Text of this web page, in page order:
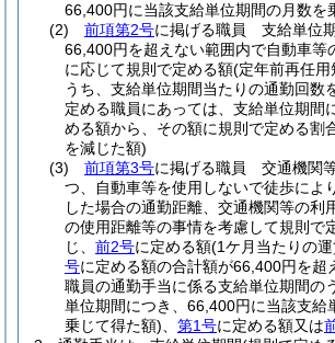
66,400円に当該支給単位期間の月数を
(2)
前項第2号に掲げる職員 支給単位期
66,400円を超えない範囲内で自動車等
に応じて規則で定める額(定年前再任
うち、支給単位期間当たりの通勤回数
定める職員にあっては、支給単位期間
める額から、その額に規則で定める割
を減じた額)
(3)
前項第3号に掲げる職員 交通機関
つ、自動車等を使用しないで徒歩によ
した場合の通勤距離、交通機関等の利
の使用距離等の事情を考慮して規則で
じ、 前2号に定める額(1ケ月当たりの
号に定める額の合計額が66,400円を超
職員の通勤手当に係る支給単位期間の
単位期間につき、66,400円に当該支給
乗じて得た額)
第1号に定める額又は